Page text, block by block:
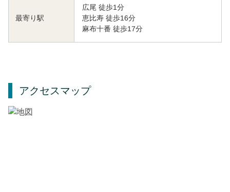
最寄り駅
広尾 徒歩1分
恵比寿 徒歩16分
麻布十番 徒歩17分
アクセスマップ